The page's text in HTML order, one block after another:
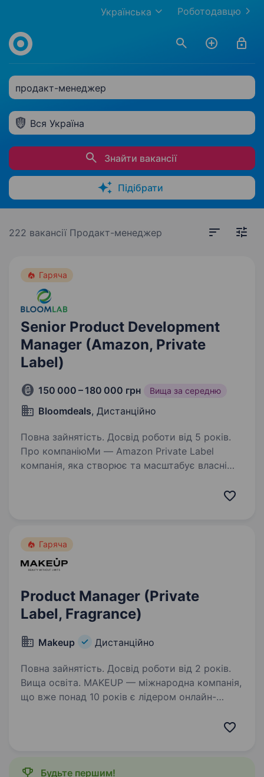
Роботодавцю
Українська
продакт-менеджер
Вся Україна
Знайти вакансії
Підібрати
222 вакансії Продакт-менеджер
Гаряча
Senior Product Development
Manager (Amazon, Private
Label)
150 000 – 180 000 грн Вища за середню
Bloomdeals, Дистанційно
Повна зайнятість. Досвід роботи від 5 років.
Про компаніюМи — Amazon Private Label
компанія, яка створює та масштабує власні
Гаряча
Product Manager (Private
Label, Fragrance)
Makeup Дистанційно
Повна зайнятість. Досвід роботи від 2 років.
Вища освіта. MAKEUP — міжнародна компанія,
що вже понад 10 років є лідером онлайн-
Ми представлені у 38 країнах світу та щодня
Будьте першим!